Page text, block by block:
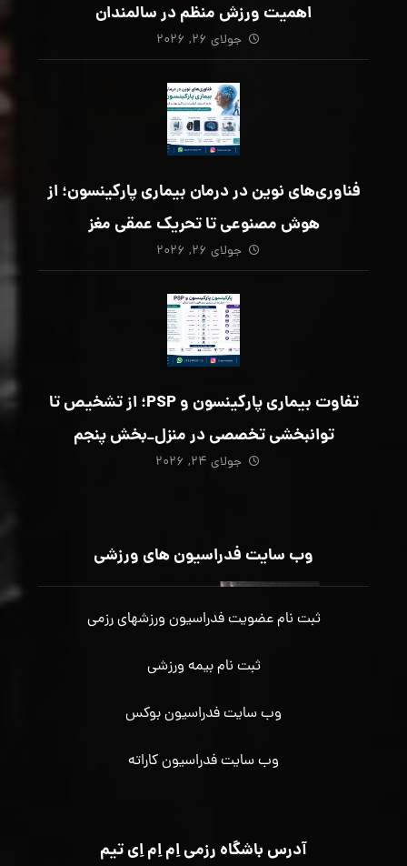
اهمیت ورزش منظم در سالمندان
جولای ۲۶, ۲۰۲۶
فناوری‌های نوین در درمان بیماری پارکینسون؛ از
هوش مصنوعی تا تحریک عمقی مغز
جولای ۲۶, ۲۰۲۶
تفاوت بیماری پارکینسون و PSP؛ از تشخیص تا
توانبخشی تخصصی در منزل_بخش پنجم
جولای ۲۴, ۲۰۲۶
وب سایت فدراسیون های ورزشی
ثبت نام عضویت فدراسیون ورزشهای رزمی
ثبت نام بیمه ورزشی
وب سایت فدراسیون بوکس
وب سایت فدراسیون کاراته
آدرس باشگاه رزمی اِم اِم اِی تیم